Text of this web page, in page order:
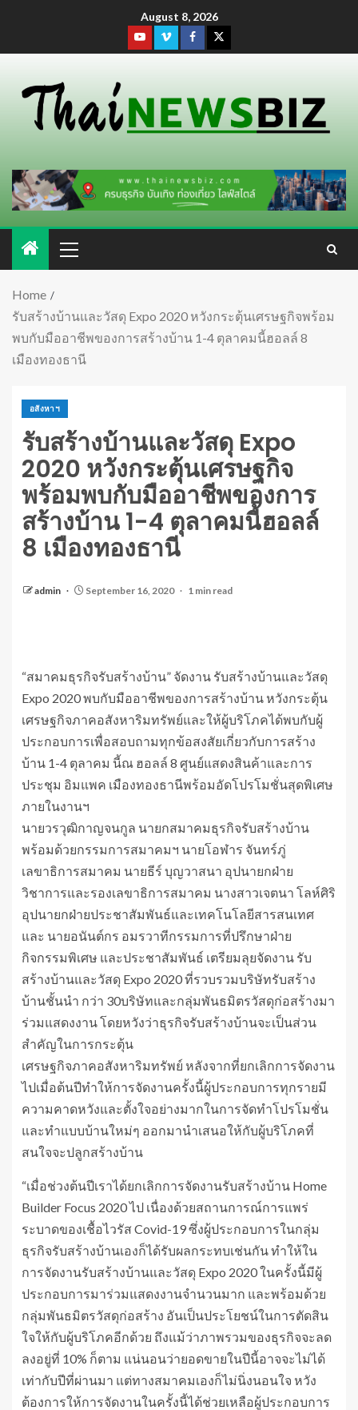
August 8, 2026
Home
รับสร้างบ้านและวัสดุ Expo 2020 หวังกระตุ้นเศรษฐกิจพร้อม
พบกับมืออาชีพของการสร้างบ้าน 1-4 ตุลาคมนี้ฮอลล์ 8
เมืองทองธานี
อสังหาฯ
รับสร้างบ้านและวัสดุ Expo
2020 หวังกระตุ้นเศรษฐกิจ
พร้อมพบกับมืออาชีพของการ
สร้างบ้าน 1-4 ตุลาคมนี้ฮอลล์
8 เมืองทองธานี
admin September 16, 2020 1 min read
“สมาคมธุรกิจรับสร้างบ้าน” จัดงาน รับสร้างบ้านและวัสดุ
Expo 2020 พบกับมืออาชีพของการสร้างบ้าน หวังกระตุ้น
เศรษฐกิจภาคอสังหาริมทรัพย์และให้ผู้บริโภคได้พบกับผู้
ประกอบการเพื่อสอบถามทุกข้อสงสัยเกี่ยวกับการสร้าง
บ้าน 1-4 ตุลาคม นี้ณ ฮอลล์ 8 ศูนย์แสดงสินค้าและการ
ประชุม อิมแพค เมืองทองธานีพร้อมอัดโปรโมชั่นสุดพิเศษ
ภายในงานฯ
นายวรวุฒิกาญจนกูล นายกสมาคมธุรกิจรับสร้างบ้าน
พร้อมด้วยกรรมการสมาคมฯ นายโอฬาร จันทร์ภู่
เลขาธิการสมาคม นายธีร์ บุญวาสนา อุปนายกฝ่าย
วิชาการและรองเลขาธิการสมาคม นางสาวเจตนา โลห์ศิริ
อุปนายกฝ่ายประชาสัมพันธ์และเทคโนโลยีสารสนเทศ
และ นายอนันต์กร อมรวาทีกรรมการที่ปรึกษาฝ่าย
กิจกรรมพิเศษ และประชาสัมพันธ์ เตรียมลุยจัดงาน รับ
สร้างบ้านและวัสดุ Expo 2020 ที่รวบรวมบริษัทรับสร้าง
บ้านชั้นนำ กว่า 30บริษัทและกลุ่มพันธมิตรวัสดุก่อสร้างมา
ร่วมแสดงงาน โดยหวังว่าธุรกิจรับสร้างบ้านจะเป็นส่วน
สำคัญในการกระตุ้น
เศรษฐกิจภาคอสังหาริมทรัพย์ หลังจากที่ยกเลิกการจัดงาน
ไปเมื่อต้นปีทำให้การจัดงานครั้งนี้ผู้ประกอบการทุกรายมี
ความคาดหวังและตั้งใจอย่างมากในการจัดทำโปรโมชั่น
และทำแบบบ้านใหม่ๆ ออกมานำเสนอให้กับผู้บริโภคที่
สนใจจะปลูกสร้างบ้าน
“เมื่อช่วงต้นปีเราได้ยกเลิกการจัดงานรับสร้างบ้าน Home
Builder Focus 2020 ไป เนื่องด้วยสถานการณ์การแพร่
ระบาดของเชื้อไวรัส Covid-19 ซึ่งผู้ประกอบการในกลุ่ม
ธุรกิจรับสร้างบ้านเองก็ได้รับผลกระทบเช่นกัน ทำให้ใน
การจัดงานรับสร้างบ้านและวัสดุ Expo 2020 ในครั้งนี้มีผู้
ประกอบการมาร่วมแสดงงานจำนวนมาก และพร้อมด้วย
กลุ่มพันธมิตรวัสดุก่อสร้าง อันเป็นประโยชน์ในการตัดสิน
ใจให้กับผู้บริโภคอีกด้วย ถึงแม้ว่าภาพรวมของธุรกิจจะลด
ลงอยู่ที่ 10% ก็ตาม แน่นอนว่ายอดขายในปีนี้อาจจะไม่ได้
เท่ากับปีที่ผ่านมา แต่ทางสมาคมเองก็ไม่นิ่งนอนใจ หวัง
ต้องการให้การจัดงานในครั้งนี้ได้ช่วยเหลือผู้ประกอบการ